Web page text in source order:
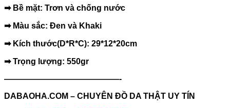
➡ Bề mặt: Trơn và chống nước
➡ Màu sắc: Đen và Khaki
➡ Kích thước(D*R*C): 29*12*20cm
➡ Trọng lượng: 550gr
——————————————-
DABAOHA.COM – CHUYÊN ĐỒ DA THẬT UY TÍN